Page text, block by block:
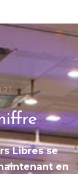
Libres se
en